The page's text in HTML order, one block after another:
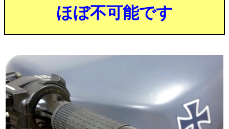
ほぼ不可能です